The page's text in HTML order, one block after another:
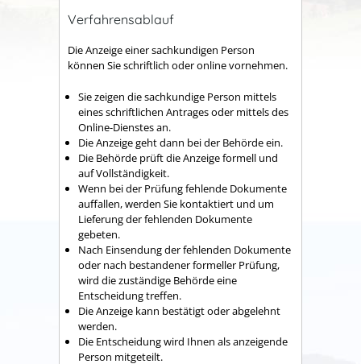
Verfahrensablauf
Die Anzeige einer sachkundigen Person
können Sie schriftlich oder online vornehmen.
Sie zeigen die sachkundige Person mittels
eines schriftlichen Antrages oder mittels des
Online-Dienstes an.
Die Anzeige geht dann bei der Behörde ein.
Die Behörde prüft die Anzeige formell und
auf Vollständigkeit.
Wenn bei der Prüfung fehlende Dokumente
auffallen, werden Sie kontaktiert und um
Lieferung der fehlenden Dokumente
gebeten.
Nach Einsendung der fehlenden Dokumente
oder nach bestandener formeller Prüfung,
wird die zuständige Behörde eine
Entscheidung treffen.
Die Anzeige kann bestätigt oder abgelehnt
werden.
Die Entscheidung wird Ihnen als anzeigende
Person mitgeteilt.